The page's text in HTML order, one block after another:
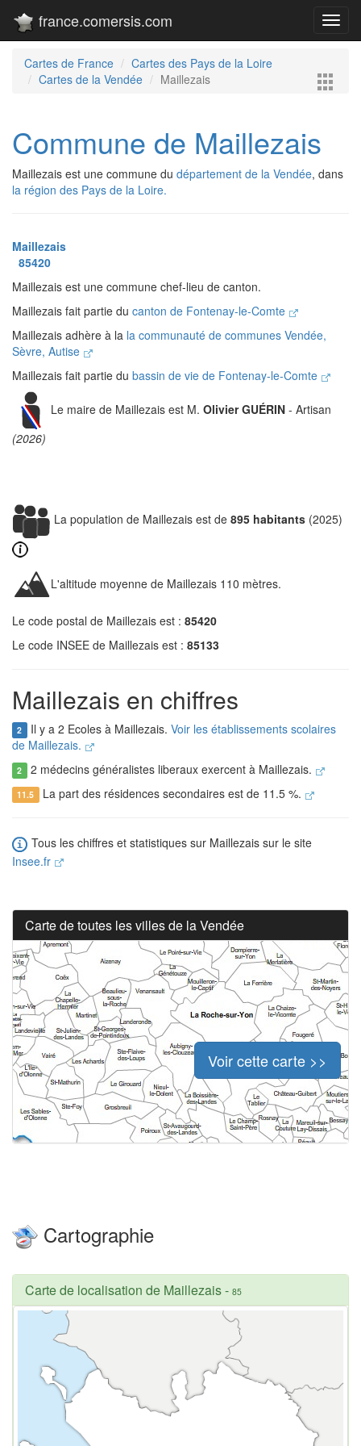
france.comersis.com
Cartes de France
Cartes des Pays de la Loire
Cartes de la Vendée
Maillezais
Commune de Maillezais
Maillezais est une commune du département de la Vendée, dans
la région des Pays de la Loire.
Maillezais
85420
Maillezais est une commune chef-lieu de canton.
Maillezais fait partie du canton de Fontenay-le-Comte
Maillezais adhère à la la communauté de communes Vendée,
Sèvre, Autise
Maillezais fait partie du bassin de vie de Fontenay-le-Comte
Le maire de Maillezais est M. Olivier GUÉRIN - Artisan
(2026)
La population de Maillezais est de 895 habitants (2025)
L'altitude moyenne de Maillezais 110 mètres.
Le code postal de Maillezais est : 85420
Le code INSEE de Maillezais est : 85133
Maillezais en chiffres
2 Il y a 2 Ecoles à Maillezais. Voir les établissements scolaires
de Maillezais.
2 2 médecins généralistes liberaux exercent à Maillezais.
11.5 La part des résidences secondaires est de 11.5 %.
Tous les chiffres et statistiques sur Maillezais sur le site
Insee.fr
Carte de toutes les villes de la Vendée
Voir cette carte >>
Cartographie
Carte de localisation de Maillezais- 85